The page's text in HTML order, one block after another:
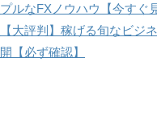
プルなFXノウハウ【今すぐ
【大評判】稼げる旬なビジ
開【必ず確認】